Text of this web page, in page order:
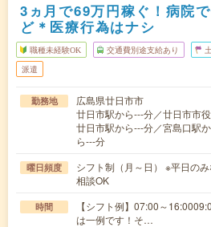
3ヵ月で69万円稼ぐ！病院
ど＊医療行為はナシ
職種未経験OK 交通費別途支給あり
派遣
勤務地
広島県廿日市市
廿日市駅から---分／廿日市市
廿日市駅から---分／宮島口駅
ら---分
曜日頻度
シフト制（月～日） ※平日の
相談OK
時間
【シフト例】07:00～
は一例です！そ…